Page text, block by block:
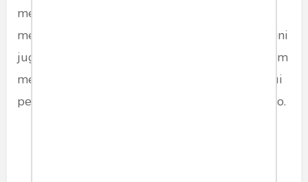
menjadi solusi jangka panjang untuk
mendongkrak produktivitas padi nasional. Hal ini
juga selaras dengan program pemerintah dalam
meningkatkan efisiensi sektor pertanian melalui
pemanfaatan teknologi dan inovasi industri agro.